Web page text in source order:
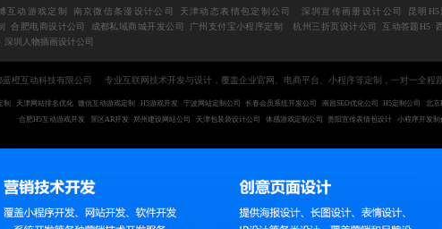
互动游戏定制 南京微信条漫设计公司 天津动态表情包定制公司 深圳宣传画册设计公司 昆明
合肥电商设计公司 成都私域商城开发公司 广州支付宝小程序定制 杭州三折页设计公司 互动答题H5
深圳人物插画设计公司
橙互动科技有限公司 专业互联网技术开发与设计，覆盖企业官网、电商平台、小程序等定制，一对一全程
制 天津网站排名优化 微信互动游戏定制 H5游戏开发 宁波网站定制公司 长春会员系统开发公司 南昌SEO优化公司 H5定制公司 北京
合肥H5互动游戏开发
景区AR开发 郑州建设网站公司 天津包装袋设计公司 体感游戏定制公司 贵阳宣传表情包设计 小程序开发制